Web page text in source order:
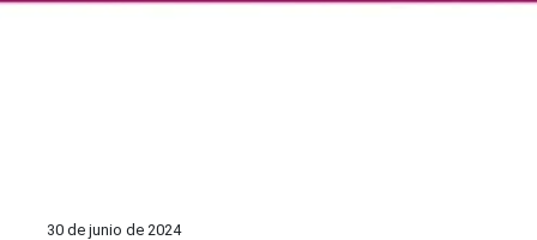
30 de junio de 2024